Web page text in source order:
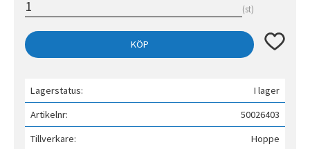
st
KÖP Lägg till
Lagerstatus
I lager
Artikelnr
50026403
Tillverkare
Hoppe